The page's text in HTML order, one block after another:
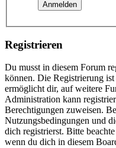
Registrieren
Du musst in diesem Forum
können. Die Registrierung
ermöglicht dir, auf weitere
Administration kann
Berechtigungen zuweisen.
Nutzungsbedingungen und
dich registrierst. Bitte
wenn du dich in diesem